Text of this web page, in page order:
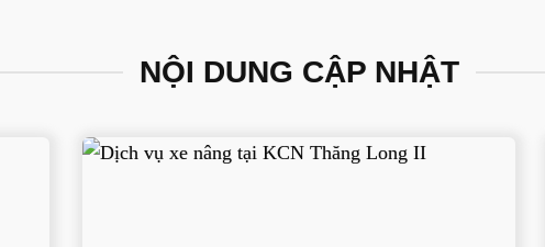
NỘI DUNG CẬP NHẬT